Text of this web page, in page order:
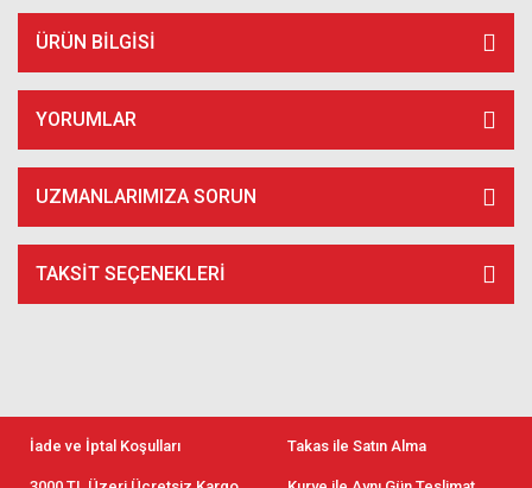
ÜRÜN BILGISI
YORUMLAR
UZMANLARIMIZA SORUN
TAKSIT SEÇENEKLERI
İade ve İptal Koşulları Takas ile Satın Alma